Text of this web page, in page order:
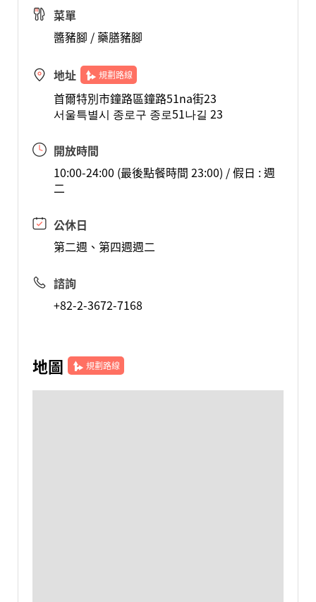
菜單
醬豬腳 / 藥膳豬腳
地址 規劃路線
首爾特別市鐘路區鐘路51na街23
서울특별시 종로구 종로51나길 23
開放時間
10:00-24:00 (最後點餐時間 23:00) / 假日 : 週
二
公休日
第二週、第四週週二
諮詢
+82-2-3672-7168
地圖 規劃路線